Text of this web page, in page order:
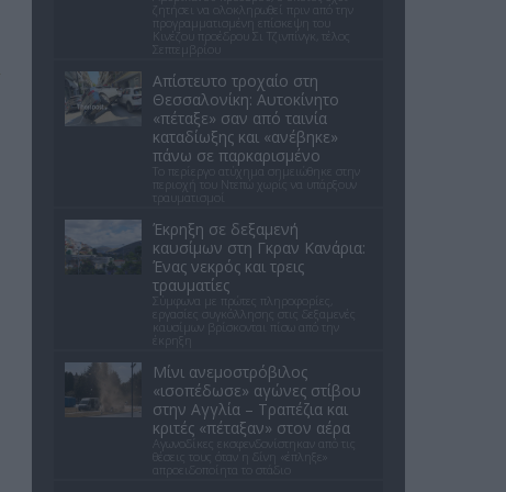
ζητήσει να ολοκληρωθεί πριν από την
προγραμματισμένη επίσκεψη του
Κινέζου προέδρου Σι Τζινπίνγκ, τέλος
Σεπτεμβρίου
Απίστευτο τροχαίο στη
Θεσσαλονίκη: Αυτοκίνητο
«πέταξε» σαν από ταινία
καταδίωξης και «ανέβηκε»
πάνω σε παρκαρισμένο
Το περίεργο ατύχημα σημειώθηκε στην
περιοχή του Ντεπώ χωρίς να υπάρξουν
τραυματισμοί
Έκρηξη σε δεξαμενή
καυσίμων στη Γκραν Κανάρια:
Ένας νεκρός και τρεις
τραυματίες
Σύμφωνα με πρώτες πληροφορίες,
εργασίες συγκόλλησης στις δεξαμενές
καυσίμων βρίσκονται πίσω από την
έκρηξη
Μίνι ανεμοστρόβιλος
«ισοπέδωσε» αγώνες στίβου
στην Αγγλία – Τραπέζια και
κριτές «πέταξαν» στον αέρα
Αγωνοδίκες εκσφενδονίστηκαν από τις
θέσεις τους όταν η δίνη «έπληξε»
απροειδοποίητα το στάδιο